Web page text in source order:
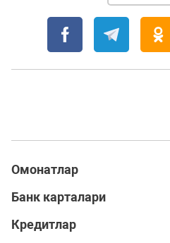
Омонатлар
Банк карталари
Кредитлар